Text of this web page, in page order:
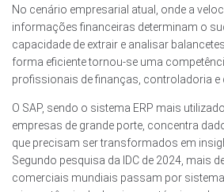
No cenário empresarial atual, onde a
informações financeiras determinam o
capacidade de extrair e analisar
forma eficiente tornou-se uma
profissionais de finanças, controladoria e
O SAP, sendo o sistema ERP mais
empresas de grande porte, concentra
que precisam ser transformados em
Segundo pesquisa da IDC de 2024, mais
comerciais mundiais passam por